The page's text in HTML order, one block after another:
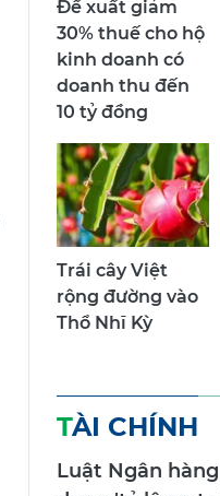
Đề xuất giảm
30% thuế cho hộ
kinh doanh có
doanh thu đến
10 tỷ đồng
Trái cây Việt
rộng đường vào
Thổ Nhĩ Kỳ
TÀI CHÍNH
Luật Ngân